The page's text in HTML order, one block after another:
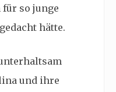
für so junge
hätte.
und ihre